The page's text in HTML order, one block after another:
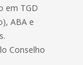
em TGD
ABA e
Conselho